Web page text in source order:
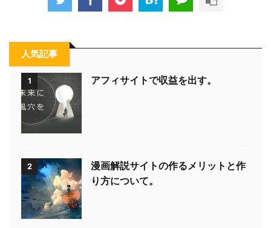
人気記事
1 アフィサイトで収益を出す。
2
漫画解説サイトの作るメリットと作
り方について。